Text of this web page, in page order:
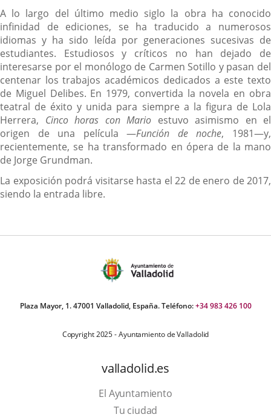
A lo largo del último medio siglo la obra ha conocido
infinidad de ediciones, se ha traducido a numerosos
idiomas y ha sido leída por generaciones sucesivas de
estudiantes. Estudiosos y críticos no han dejado de
interesarse por el monólogo de Carmen Sotillo y pasan del
centenar los trabajos académicos dedicados a este texto
de Miguel Delibes. En 1979, convertida la novela en obra
teatral de éxito y unida para siempre a la figura de Lola
Herrera, Cinco horas con Mario estuvo asimismo en el
origen de una película —Función de noche, 1981—y,
recientemente, se ha transformado en ópera de la mano
de Jorge Grundman.
La exposición podrá visitarse hasta el 22 de enero de 2017,
siendo la entrada libre.
Plaza Mayor, 1. 47001 Valladolid, España. Teléfono:+34 983 426 100
Copyright 2025 - Ayuntamiento de Valladolid
valladolid.es
El Ayuntamiento
Tu ciudad